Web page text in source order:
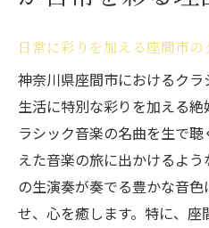
日常に彩りを加える座間市
神奈川県座間市におけるク
生活に特別な彩りを加える
ラシック音楽の名曲を生で
えた音楽の旅に出かけるよ
の生演奏が奏でる豊かな音
せ、心を癒します。特に、